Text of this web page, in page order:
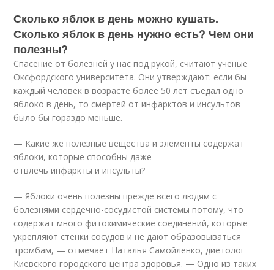
Сколько яблок в день можно кушать.
Сколько яблок в день нужно есть? Чем они
полезны?
Спасение от болезней у нас под рукой, считают ученые
Оксфордского университета. Они утверждают: если бы
каждый человек в возрасте более 50 лет съедал одно
яблоко в день, то смертей от инфарктов и инсультов
было бы гораздо меньше.
— Какие же полезные вещества и элементы содержат
яблоки, которые способны даже
отвлечь инфаркты и инсульты?
— Яблоки очень полезны прежде всего людям с
болезнями сердечно-сосудистой системы потому, что
содержат много фитохимические соединений, которые
укрепляют стенки сосудов и не дают образовываться
тромбам, — отмечает Наталья Самойленко, диетолог
Киевского городского центра здоровья. — Одно из таких